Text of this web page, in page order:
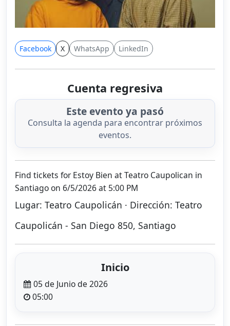
Facebook X WhatsApp LinkedIn
Cuenta regresiva
Este evento ya pasó
Consulta la agenda para encontrar próximos
eventos.
Find tickets for Estoy Bien at Teatro Caupolican in
Santiago on 6/5/2026 at 5:00 PM
Lugar: Teatro Caupolicán · Dirección: Teatro
Caupolicán - San Diego 850, Santiago
Inicio
05 de Junio de 2026
05:00